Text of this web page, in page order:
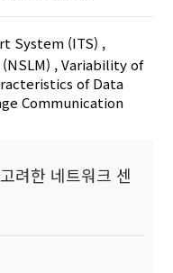
System (ITS) ,
,Variability of
of Data
Communication
려한 네트워크 센